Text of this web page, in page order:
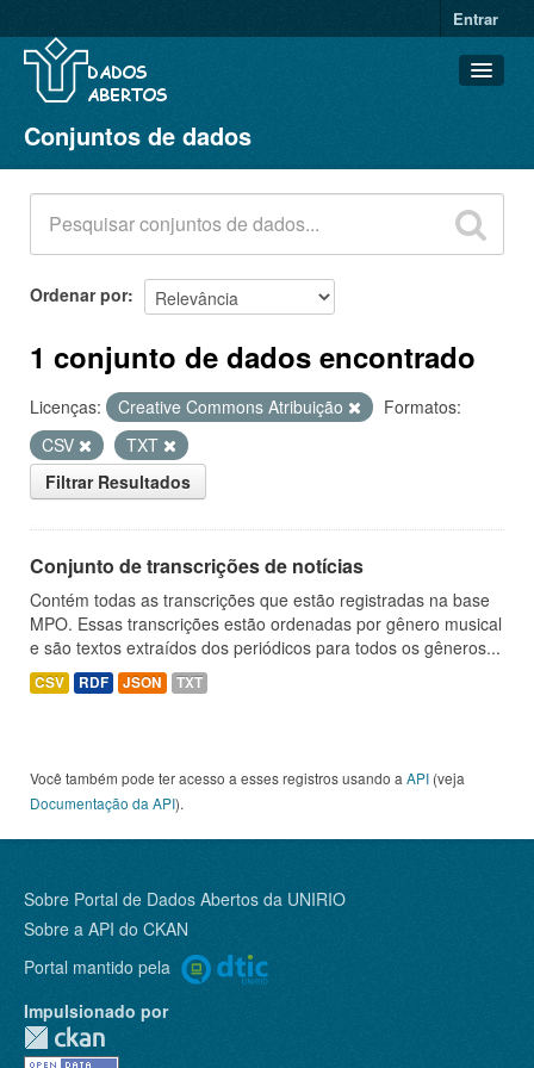
Entrar
Conjuntos de dados
Organizações
Grupos
Sobre
Conjuntos de dados
Ordenar por
1 conjunto de dados encontrado
Licenças: Creative Commons Atribuição
Formatos:
CSV
TXT
Filtrar Resultados
Conjunto de transcrições de notícias
Contém todas as transcrições que estão registradas na base
MPO. Essas transcrições estão ordenadas por gênero musical
e são textos extraídos dos periódicos para todos os gêneros...
CSV RDF JSON TXT
Você também pode ter acesso a esses registros usando a API (veja
Documentação da API).
Sobre Portal de Dados Abertos da UNIRIO
Sobre a API do CKAN
Portal mantido pela
Impulsionado por